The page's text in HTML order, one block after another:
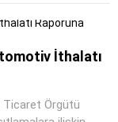
İthalatı
Ticaret Örgütü